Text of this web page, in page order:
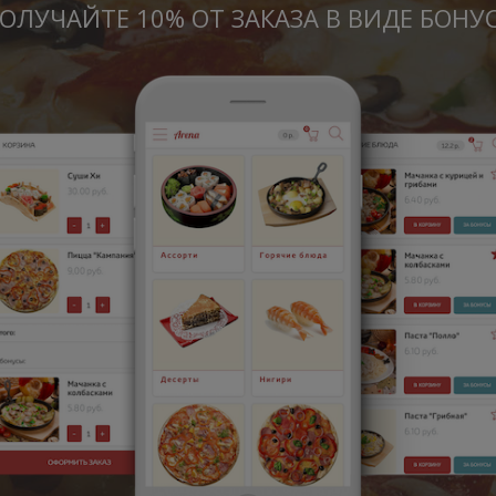
10% ОТ ЗАКАЗА В ВИДЕ